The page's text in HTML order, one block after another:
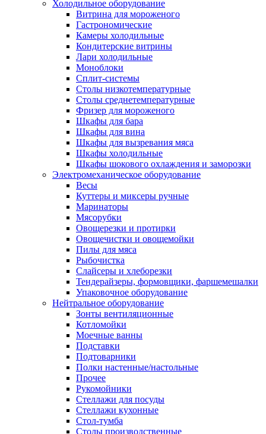
Холодильное оборудование
Витрина для мороженого
Гастрономические
Камеры холодильные
Кондитерские витрины
Лари холодильные
Моноблоки
Сплит-системы
Столы низкотемпературные
Столы среднетемпературные
Фризер для мороженого
Шкафы для бара
Шкафы для вина
Шкафы для вызревания мяса
Шкафы холодильные
Шкафы шокового охлаждения и заморозки
Электромеханическое оборудование
Весы
Куттеры и миксеры ручные
Маринаторы
Мясорубки
Овощерезки и протирки
Овощечистки и овощемойки
Пилы для мяса
Рыбочистка
Слайсеры и хлеборезки
Тендерайзеры, формовщики, фаршемешалки
Упаковочное оборудование
Нейтральное оборудование
Зонты вентиляционные
Котломойки
Моечные ванны
Подставки
Подтоварники
Полки настенные/настольные
Прочее
Рукомойники
Стеллажи для посуды
Стеллажи кухонные
Стол-тумба
Столы производственные